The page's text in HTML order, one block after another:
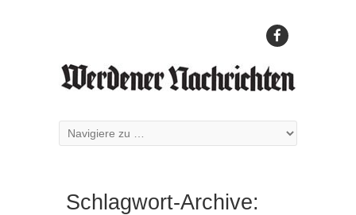
Schlagwort-Archive: